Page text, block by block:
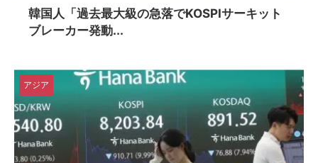
韓国人「過去最大級の急落でKOSPIサーキット
ブレーカー発動...
アジア